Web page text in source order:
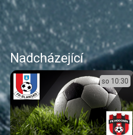
Nadcházející
so 10:30